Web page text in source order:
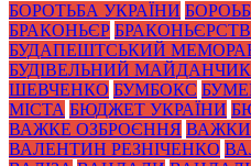
БОРОТЬБА УКРАЇНИ
БРАКОНЬЄР
БУДАПЕШТСЬКИЙ
БУДІВЕЛЬНИЙ МАЙДАНЧИК
ШЕВЧЕНКО БУМБОКС
МІСТА БЮДЖЕТ УКРАЇНИ
ВАЖКЕ ОЗБРОЄННЯ
ВАЛЕНТИН РЕЗНІЧЕНКО